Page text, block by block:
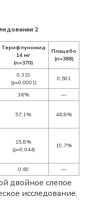
2
Терифлуномид
14 мг
(n=370)
Плацебо
(n=388)
0,319
(p=0,0001)
0,501
36%
—
57,1% 46,8%
15,8%
(p=0,044)
19,7%
0,69 —
двойное слепое
исследование,